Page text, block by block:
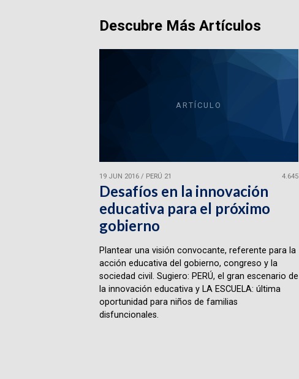
Descubre Más Artículos
ARTÍCULO
19 JUN 2016/ PERÚ 21 4.645
Desafíos en la innovación
educativa para el próximo
gobierno
Plantear una visión convocante, referente para la
acción educativa del gobierno, congreso y la
sociedad civil. Sugiero: PERÚ, el gran escenario de
la innovación educativa y LA ESCUELA: última
oportunidad para niños de familias
disfuncionales.